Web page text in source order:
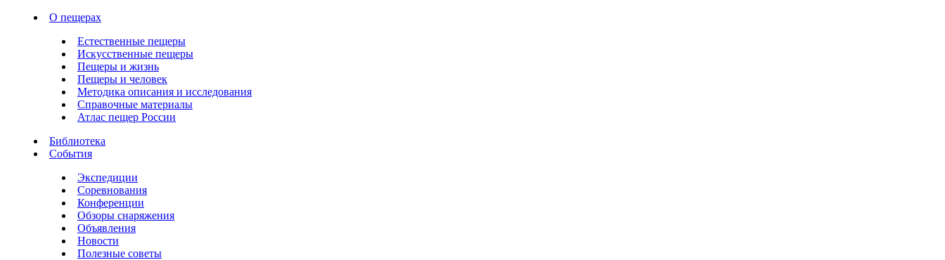
О пещерах
Естественные пещеры
Искусственные пещеры
Пещеры и жизнь
Пещеры и человек
Методика описания и исследования
Справочные материалы
Атлас пещер России
Библиотека
События
Экспедиции
Соревнования
Конференции
Обзоры снаряжения
Объявления
Новости
Полезные советы